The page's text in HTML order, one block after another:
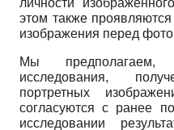
личности
этом также
изображения перед
Мы
исследования,
портретных
согласуются с ранее
исследовании